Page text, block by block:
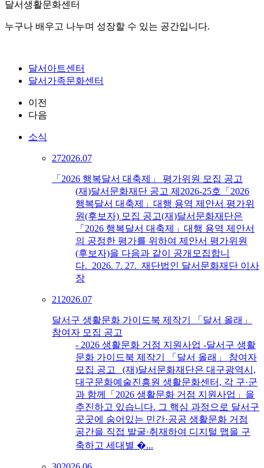
달서생활문화센터
누구나 배우고 나누며 성장할 수 있는 공간입니다.
달서아트센터
달서가족문화센터
이전
다음
소식
272026.07
「2026 행복달서 대축제」 평가위원 모집 공고
(재)달서문화재단 공고 제2026-25호「2026
행복달서 대축제」대행 용역 제안서 평가위
원(후보자) 모집 공고(재)달서문화재단은
「2026 행복달서 대축제」대행 용역 제안서
의 공정한 평가를 위하여 제안서 평가위원
(후보자)을 다음과 같이 공개모집합니
다. 2026. 7. 27. 재단법인 달서문화재단 이사
장
21 2026.07
달서구 생활문화 가이드북 제작기 「달서 올래」
참여자 모집 공고
- 2026 생활문화 거점 지원사업 -달서구 생활
문화 가이드북 제작기 「달서 올래」 참여자
모집 공고 (재)달서문화재단은 대구광역시,
대구문화예술진흥원 생활문화센터, 각 구·군
과 함께「2026 생활문화 거점 지원사업」을
추진하고 있습니다. 그 핵심 과정으로 달서구
곳곳에 숨어있는 민간·공공 생활문화 거점
공간을 직접 발굴·취재하여 디지털 맵을 구
축하고 세대별 �...